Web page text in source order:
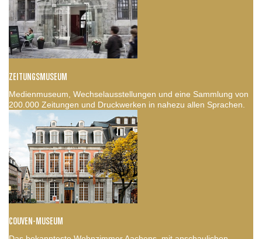
ZEITUNGSMUSEUM
Medienmuseum, Wechselausstellungen und eine Sammlung von
200.000 Zeitungen und Druckwerken in nahezu allen Sprachen.
COUVEN-MUSEUM